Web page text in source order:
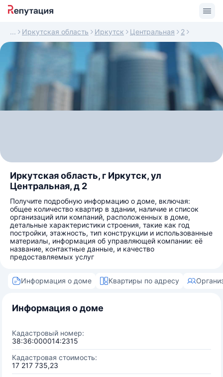
Иркутская область Иркутск Центральная 2
Иркутская область, г Иркутск, ул
Центральная, д 2
Получите подробную информацию о доме, включая:
общее количество квартир в здании, наличие и список
организаций или компаний, расположенных в доме,
детальные характеристики строения, такие как год
постройки, этажность, тип конструкции и использованные
материалы, информация об управляющей компании: её
название, контактные данные, и качество
предоставляемых услуг
Информация о доме Квартиры по адресу
Информация о доме
Кадастровый номер:
38:36:000014:2315
Кадастровая стоимость:
17 217 735,23